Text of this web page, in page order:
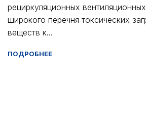
рециркуляционных
широкого перечня токсических
веществ к...
ПОДРОБНЕЕ